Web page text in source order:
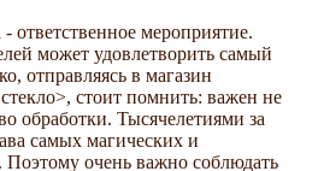
ответственное мероприятие.
может удовлетворить самый
отправляясь в магазин
стоит помнить: важен не
обработки. Тысячелетиями за
самых магических и
Поэтому очень важно соблюдать